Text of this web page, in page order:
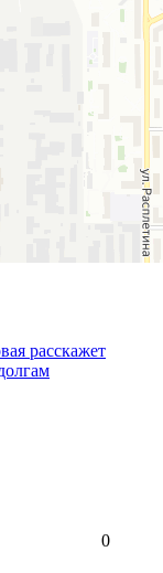
расскажет
0